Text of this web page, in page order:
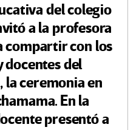
del colegio
a la profesora
compartir con los
docentes del
ceremonia en
En la
presentó a